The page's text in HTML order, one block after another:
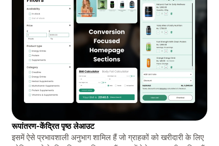
रूपांतरण-केंद्रित पृष्ठ लेआउट
इसमें ऐसे प्रभावशाली अनुभाग शामिल हैं जो ग्राहकों को खरीदारी के लिए